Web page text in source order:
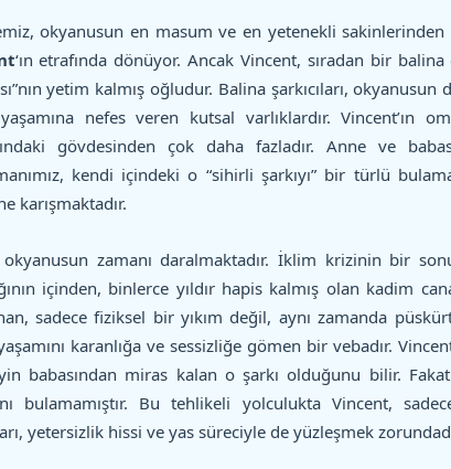
okyanusun en masum ve en yetenekli
‘ın etrafında dönüyor. Ancak Vincent, sıradan bir
yetim kalmış oğludur. Balina şarkıcıları,
nefes veren kutsal varlıklardır. Vincent’ın
gövdesinden çok daha fazladır. Anne ve
kendi içindeki o “sihirli şarkıyı” bir türlü
karışmaktadır.
okyanusun zamanı daralmaktadır. İklim krizinin bir
içinden, binlerce yıldır hapis kalmış olan kadim
sadece fiziksel bir yıkım değil, aynı zamanda
karanlığa ve sessizliğe gömen bir vebadır.
babasından miras kalan o şarkı olduğunu bilir.
bulamamıştır. Bu tehlikeli yolculukta Vincent,
yetersizlik hissi ve yas süreciyle de yüzleşmek